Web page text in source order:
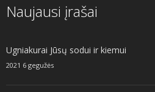
Naujausi įrašai
Ugniakurai Jūsų sodui ir kiemui
2021 6 gegužės